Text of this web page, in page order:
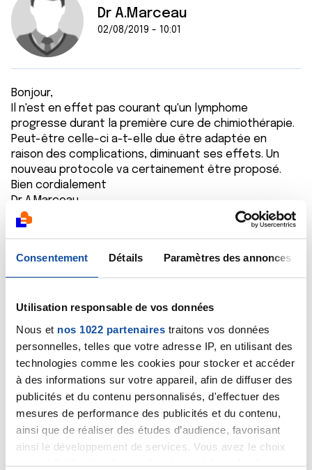
Consentement Détails Paramètres des annonces
Utilisation responsable de vos données
Nous et nos 1022 partenaires traitons vos données
personnelles, telles que votre adresse IP, en utilisant des
technologies comme les cookies pour stocker et accéder
à des informations sur votre appareil, afin de diffuser des
publicités et du contenu personnalisés, d'effectuer des
mesures de performance des publicités et du contenu,
ainsi que de réaliser des études d’audience, favorisant
ainsi le développement de services. Vous avez le choix
quant à l'utilisation de vos données et à leurs finalités.
Dr A.Marceau
02/08/2019 - 10:01
Bonjour,
Il n'est en effet pas courant qu'un lymphome
progresse durant la première cure de chimiothérapie.
Peut-être celle-ci a-t-elle due être adaptée en
raison des complications, diminuant ses effets. Un
nouveau protocole va certainement être proposé.
Bien cordialement
Dr A.Marceau
Citer
Stef17
02/08/2019 - 10:27
Oui la il commence aujourd'hui une chimio
Beecop
On nous a dit que C était beaucoup plus agressive